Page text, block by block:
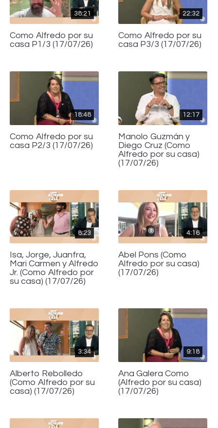
38:21
Como Alfredo por su
casa P1/3 (17/07/26)
22:32
Como Alfredo por su
casa P3/3 (17/07/26)
18:48
Como Alfredo por su
casa P2/3 (17/07/26)
12:17
Manolo Guzmán y
Diego Cruz (Como
Alfredo por su casa)
(17/07/26)
8:23
Isa, Jorge, Juanfra,
Mari Carmen y Alfredo
Jr. (Como Alfredo por
su casa) (17/07/26)
4:16
Abel Pons (Como
Alfredo por su casa)
(17/07/26)
3:34
Alberto Rebolledo
(Como Alfredo por su
casa) (17/07/26)
9:18
Ana Galera Como
(Alfredo por su casa)
(17/07/26)